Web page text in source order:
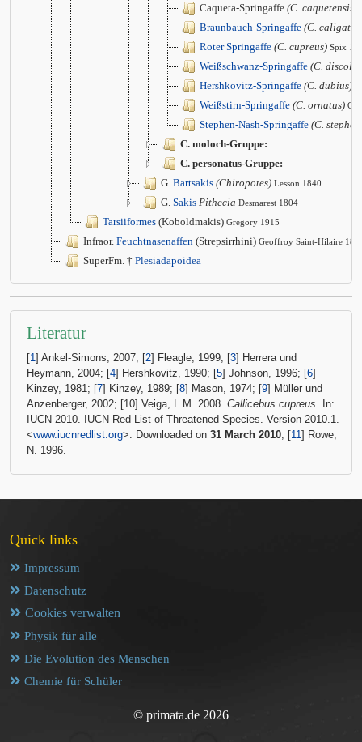
Caqueta-Springaffe (C. caquetensis)
Braunbauch-Springaffe (C.
Roter Springaffe (C. cupreus) Spix
Weißschwanz-Springaffe (C.
Hershkovitz-Springaffe (C. dubius)
Weißstirn-Springaffe (C. ornatus)
Stephen-Nash-Springaffe (C.
C. moloch-Gruppe:
C. personatus-Gruppe:
G. Bartsakis (Chiropotes) Lesson 1840
G. Sakis Pithecia Desmarest 1804
Tarsiiformes (Koboldmakis) Gregory 1915
Infraor. Feuchtnasenaffen (Strepsirrhini) Geoffroy Saint-Hilaire
SuperFm. † Plesiadapoidea
Literatur
[1] Ankel-Simons, 2007; [2] Fleagle, 1999; [3] Herrera und
Heymann, 2004; [4] Hershkovitz, 1990; [5] Johnson, 1996; [6]
Kinzey, 1981; [7] Kinzey, 1989; [8] Mason, 1974; [9] Müller und
Anzenberger, 2002; [10] Veiga, L.M. 2008. Callicebus cupreus . In:
IUCN 2010. IUCN Red List of Threatened Species. Version 2010.1.
<www.iucnredlist.org>. Downloaded on 31 March 2010; [11] Rowe,
N. 1996.
Quick links
Impressum
Datenschutz
Cookies verwalten
Physik für alle
Die Evolution des Menschen
Chemie für Schüler
© primata.de 2026